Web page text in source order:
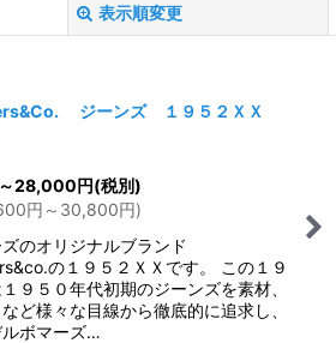
表示順変更
絞り込む
ジーンズ １９５２ＸＸ
～28,000円(税別)
円 ～30,800円)
のオリジナルブランド
の１９５２ＸＸです。 この１９
９５０年代初期のジーンズを素材、
ど様々な目線から徹底的に追求し、
ルボマーズ…